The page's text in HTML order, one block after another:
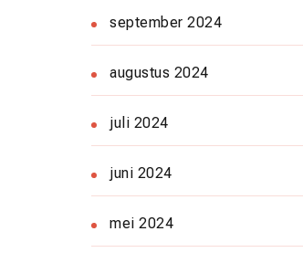
september 2024
augustus 2024
juli 2024
juni 2024
mei 2024